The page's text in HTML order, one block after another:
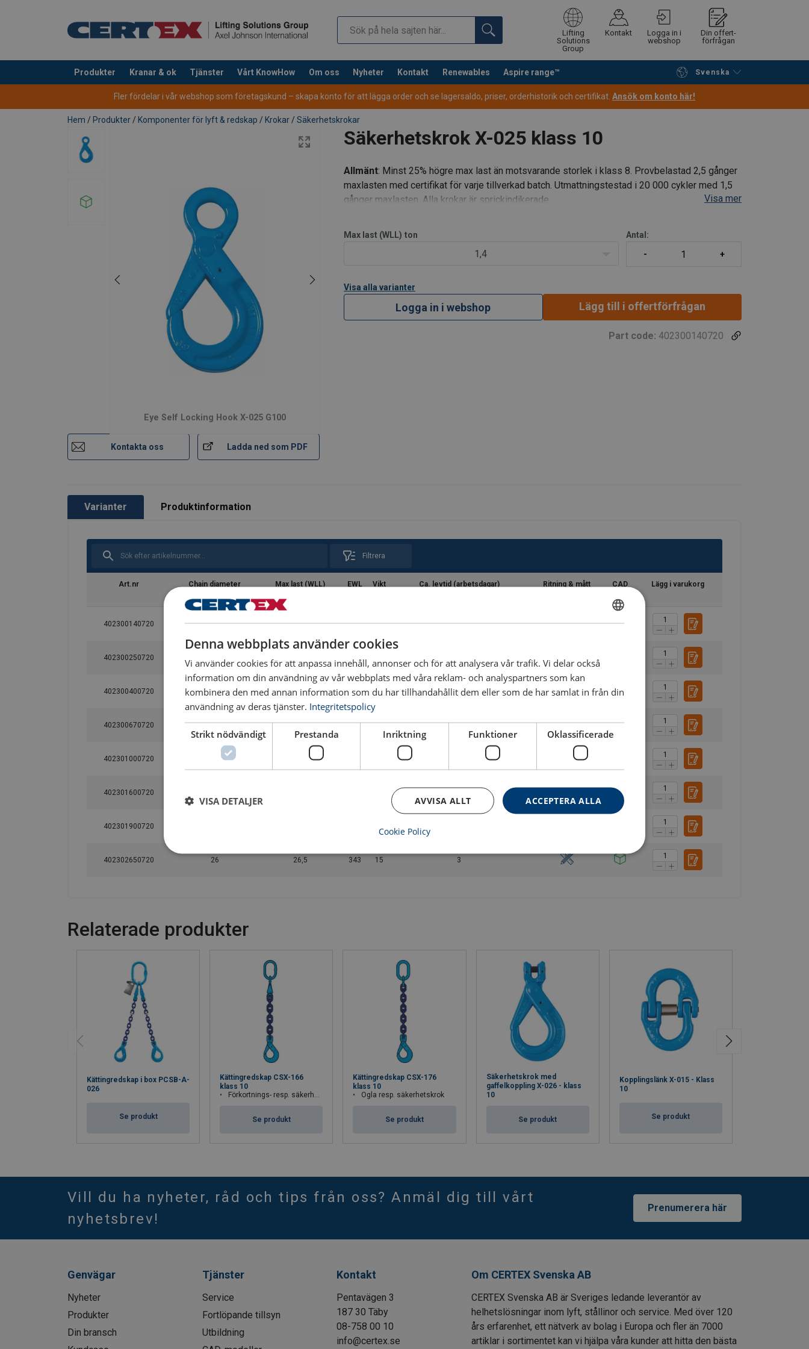
Lifting
Solutions
Group
Kontakt
Logga in i
webshop
Din offert-
förfrågan
Produkter Kranar & ok Tjänster Vårt KnowHow Om oss Nyheter Kontakt Renewables Aspire range™ Svenska
tillagd i varukorg Fortsätt handla Gå till kassan
Fler fördelar i vår webshop som företagskund – skapa konto för att lägga order och se lagersaldo, priser, orderhistorik och certifikat. Ansök om konto här!
Hem / Produkter / Komponenter för lyft & redskap / Krokar / Säkerhetskrokar
Säkerhetskrok X-025 klass 10
Eye Self Locking Hook X-025 G100
Kontakta oss Ladda ned som PDF
Allmänt: Minst 25% högre max last än motsvarande storlek i klass 8. Provbelastad 2,5 gånger
maxlasten med certifikat för varje tillverkad batch. Utmattningstestad i 20 000 cykler med 1,5
gånger maxlasten. Alla krokar är sprickindikerade.
Visa mer
Max last (WLL) ton
1,4
Antal:
Visa alla varianter
Logga in i webshop Lägg till i offertförfrågan
Part code: 402300140720
Varianter Produktinformation
Filtrera
Art.nr
Chain diameter
Max last (WLL)
EWL
Vikt
Ca. levtid (arbetsdagar) Ritning & mått CAD Lägg i varukorg
402300140720 6 1,4 110 0,5 10
402300250720 136
402300400720 10 4 167 1,5 10
402300670720 13 6,7 207 3 3
402301000720
402301600720
402301900720
402302650720 26 26,5 343 15 3
Arbetstemperatur:
Relaterade produkter
Kättingredskap i box PCSB-A-
026
Se produkt
Kättingredskap CSX-166
klass 10
Förkortnings- resp. säkerhetskrok
Se produkt
Kättingredskap CSX-176
klass 10
Ögla resp. säkerhetskrok
Se produkt
Säkerhetskrok med
gaffelkoppling X-026 - klass
10
Se produkt
Kopplingslänk X-015 - Klass
10
Se produkt
Vill du ha nyheter, råd och tips från oss? Anmäl dig till vårt
nyhetsbrev!
Prenumerera här
Genvägar
Nyheter
Produkter
Din bransch
Tjänster
Service
Fortlöpande tillsyn
Utbildning
Kontakt
Pentavägen 3
187 30 Täby
08-758 00 10
info@certex.se
Om CERTEX Svenska AB
CERTEX Svenska AB är Sveriges ledande leverantör av
helhetslösningar inom lyft, stållinor och service. Med över 120
års erfarenhet, ett nätverk av bolag i Europa och fler än 7000
artiklar i sortimentet kan vi hjälpa våra kunder att hitta den bästa
SWEDISH
Denna webbplats använder cookies
Vi använder cookies för att anpassa innehåll, annonser och för att analysera vår trafik. Vi delar också
information om din användning av vår webbplats med våra reklam- och analyspartners som kan
kombinera den med annan information som du har tillhandahållit dem eller som de har samlat in från din
användning av deras tjänster. Integritetspolicy
Strikt nödvändigt Prestanda Inriktning Funktioner Oklassificerade
ACCEPTERA ALLA
AVVISA ALLT
VISA DETALJER
Cookie Policy